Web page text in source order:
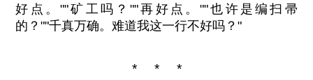
好点。""矿工吗？""再好点。""也许是编扫帚
的？""千真万确。难道我这一行不好吗？"
* * *